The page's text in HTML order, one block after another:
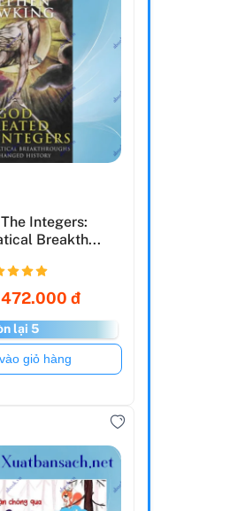
Integers:
Breakth...
472.000 đ
lại 5
hàng
giỏ hàng